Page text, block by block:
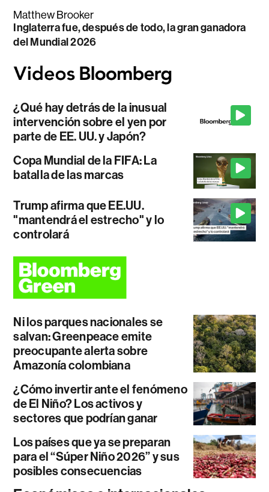
Matthew Brooker
Inglaterra fue, después de todo, la gran ganadora
del Mundial 2026
¿Qué hay detrás de la inusual
intervención sobre el yen por
parte de EE. UU. y Japón?
Copa Mundial de la FIFA: La
batalla de las marcas
Trump afirma que EE.UU.
"mantendrá el estrecho" y lo
controlará
Ni los parques nacionales se
salvan: Greenpeace emite
preocupante alerta sobre
Amazonía colombiana
¿Cómo invertir ante el fenómeno
de El Niño? Los activos y
sectores que podrían ganar
Los países que ya se preparan
para el “Súper Niño 2026” y sus
posibles consecuencias